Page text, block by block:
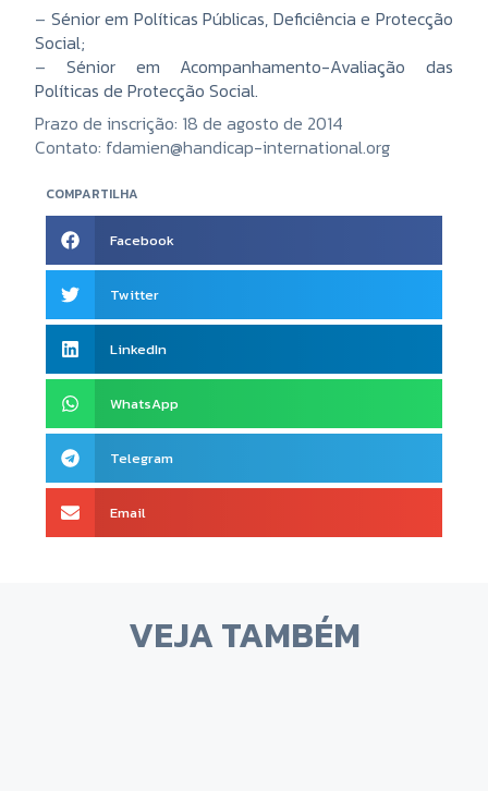
COMPARTILHA
Facebook
Twitter
LinkedIn
WhatsApp
Telegram
Email
– Sénior em Políticas Públicas, Deficiência e Protecção
Social;
– Sénior em Acompanhamento-Avaliação das
Políticas de Protecção Social.
Prazo de inscrição: 18 de agosto de 2014
Contato: fdamien@handicap-international.org
VEJA TAMBÉM